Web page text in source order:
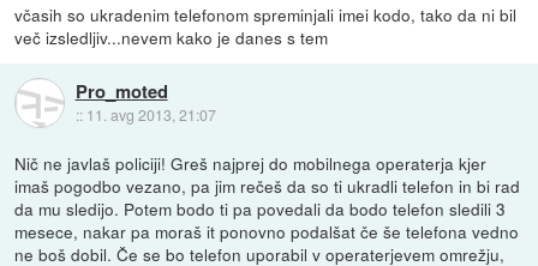
včasih so ukradenim telefonom spreminjali imei kodo, tako da ni bil
več izsledljiv...nevem kako je danes s tem
Pro_moted
:: 11. avg 2013, 21:07
Nič ne javlaš policiji! Greš najprej do mobilnega operaterja kjer
imaš pogodbo vezano, pa jim rečeš da so ti ukradli telefon in bi rad
da mu sledijo. Potem bodo ti pa povedali da bodo telefon sledili 3
mesece, nakar pa moraš it ponovno podalšat če še telefona vedno
ne boš dobil. Če se bo telefon uporabil v operaterjevem omrežju,